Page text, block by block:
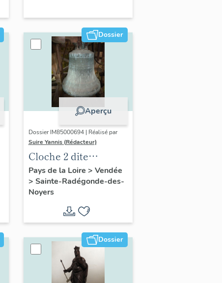
Dossier
Aperçu
Dossier IM85000694 | Réalisé par
Suire Yannis (Rédacteur)
Cloche 2 dite
Françoise Noemi
Aimée
Pays de la Loire > Vendée
> Sainte-Radégonde-des-
Noyers
Dossier